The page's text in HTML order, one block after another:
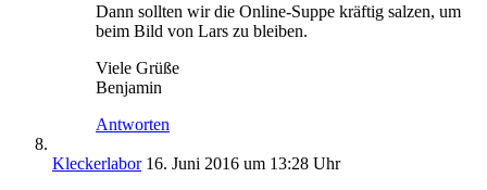
Dann sollten wir die Online-Suppe kräftig salzen, um
beim Bild von Lars zu bleiben.
Viele Grüße
Benjamin
Antworten
Kleckerlabor 16. Juni 2016 um 13:28 Uhr